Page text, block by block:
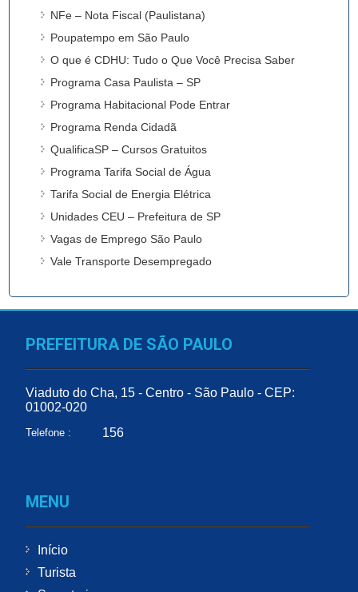
NFe – Nota Fiscal (Paulistana)
Poupatempo em São Paulo
O que é CDHU: Tudo o Que Você Precisa Saber
Programa Casa Paulista – SP
Programa Habitacional Pode Entrar
Programa Renda Cidadã
QualificaSP – Cursos Gratuitos
Programa Tarifa Social de Água
Tarifa Social de Energia Elétrica
Unidades CEU – Prefeitura de SP
Vagas de Emprego São Paulo
Vale Transporte Desempregado
PREFEITURA DE SÃO PAULO
Viaduto do Cha, 15 - Centro - São Paulo - CEP:
01002-020
Telefone : 156
MENU
Início
Turista